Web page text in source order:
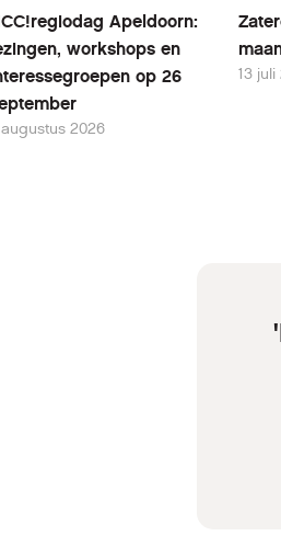
Apeldoorn:
workshops en
op 26
2026
13